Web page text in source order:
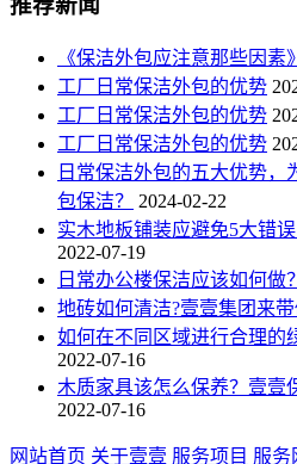
推荐新闻
《保洁外包应注意那些因素》
工厂日常保洁外包的优势
工厂日常保洁外包的优势
工厂日常保洁外包的优势
日常保洁外包的五大优势
包保洁？
2024-02-22
实木地板铺装应避免5大错
2022-07-19
日常办公楼保洁应该如何做？
地砖如何清洁?壹壹集团来
如何在不同区域进行合理的
2022-07-16
木质家具该怎么保养？壹壹
2022-07-16
网站首页 关于壹壹 服务项目 服务